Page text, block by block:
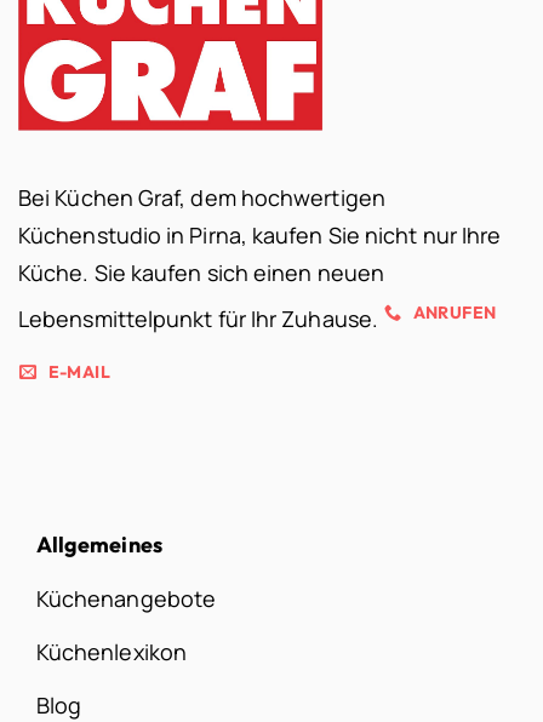
Bei Küchen Graf, dem hochwertigen
Küchenstudio in Pirna, kaufen Sie nicht nur Ihre
Küche. Sie kaufen sich einen neuen
Lebensmittelpunkt für Ihr Zuhause.
ANRUFEN
E-MAIL
Allgemeines
Küchenangebote
Küchenlexikon
Blog